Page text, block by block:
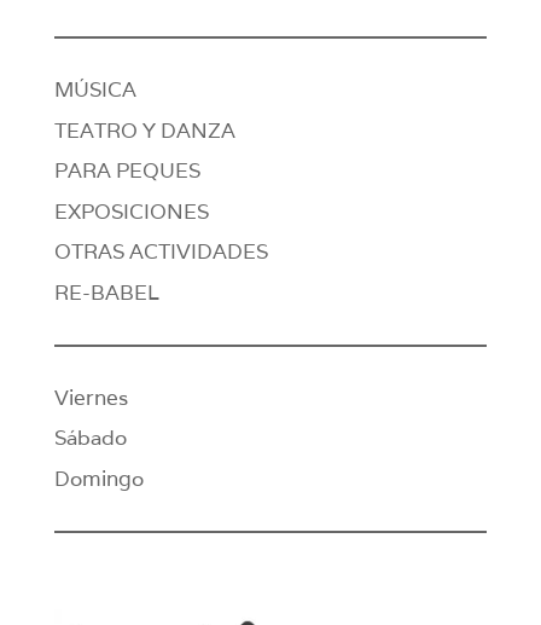
MÚSICA
TEATRO Y DANZA
PARA PEQUES
EXPOSICIONES
OTRAS ACTIVIDADES
RE-BABEL
Viernes
Sábado
Domingo